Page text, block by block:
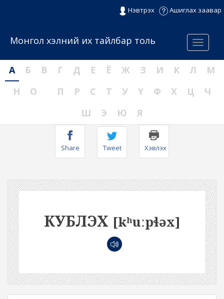
Нэвтрэх Ашиглах заавар
Menu
Монгол хэлний их тайлбар толь
А Б В Г Д Е Ё Ж З И К Л
М
Н
О П Р С Т У Ү Ф Х Ц
Ч
Ш
Э Ю Я
Share Tweet Хэвлэх
КУБЛЭХ [kʰuːpɬəx]